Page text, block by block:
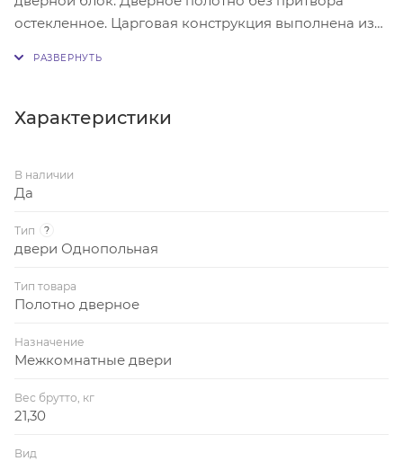
остекленное. Царговая конструкция выполнена из
Характеристики
В наличии
Да
Тип ?
двери Однопольная
Тип товара
Полотно дверное
Назначение
Межкомнатные двери
Вес брутто, кг
21,30
Вид